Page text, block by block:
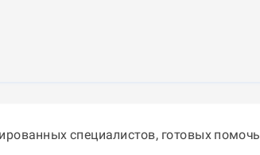
специалистов, готовых